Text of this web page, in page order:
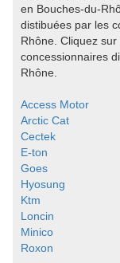
en Bouches-du-
distibuées par les
Rhône. Cliquez
concessionnaires
Rhône.
Access Motor
Arctic Cat
Cectek
E-ton
Goes
Hyosung
Ktm
Loncin
Minico
Roxon